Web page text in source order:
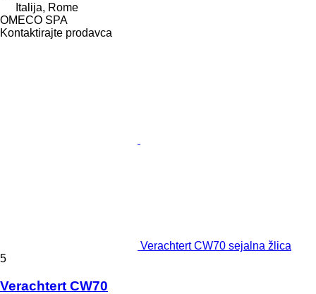
Italija, Rome
OMECO SPA
Kontaktirajte prodavca
Verachtert CW70 sejalna žlica
5
Verachtert CW70